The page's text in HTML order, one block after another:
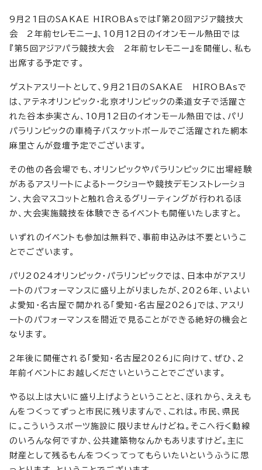
9月21日のSAKAE HIROBAsでは『第20回アジア競技大
会 2年前セレモニー』、10月12日のイオンモール熱田では
『第5回アジアパラ競技大会 2年前セレモニー』を開催し、私も
出席する予定です。
ゲストアスリートとして、9月21日のSAKAE HIROBAsで
は、アテネオリンピック・北京オリンピックの柔道女子で活躍さ
れた谷本歩実さん、10月12日のイオンモール熱田では、パリ
パラリンピックの車椅子バスケットボールでご活躍された網本
麻里さんが登壇予定でございます。
その他の各会場でも、オリンピックやパラリンピックに出場経験
があるアスリートによるトークショーや競技デモンストレーショ
ン、大会マスコットと触れ合えるグリーティングが行われるほ
か、大会実施競技を体験できるイベントも開催いたしますと。
いずれのイベントも参加は無料で、事前申込みは不要というこ
とでございます。
パリ2024オリンピック・パラリンピックでは、日本中がアスリ
ートのパフォーマンスに盛り上がりましたが、2026年、いよい
よ愛知・名古屋で開かれる「愛知・名古屋2026」では、アスリ
ートのパフォーマンスを間近で見ることができる絶好の機会と
なります。
2年後に開催される「愛知・名古屋2026」に向けて、ぜひ、2
年前イベントにお越しくださいということでございます。
やる以上は大いに盛り上げようということと、ほれから、ええも
んをつくってずっと市民に残りますんで、これは。市民、県民
に。こういうスポーツ施設に限りませんけどね。そこへ行く動線
のいろんな何ですか、公共建築物なんかもありますけど。主に
財産として残るもんをつくってってもらいたいというふうに思